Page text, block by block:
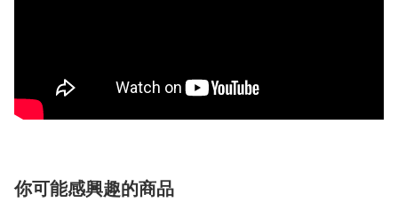
你可能感興趣的商品